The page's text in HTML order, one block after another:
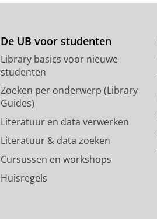
De UB voor studenten
Library basics voor nieuwe
studenten
Zoeken per onderwerp (Library
Guides)
Literatuur en data verwerken
Literatuur & data zoeken
Cursussen en workshops
Huisregels